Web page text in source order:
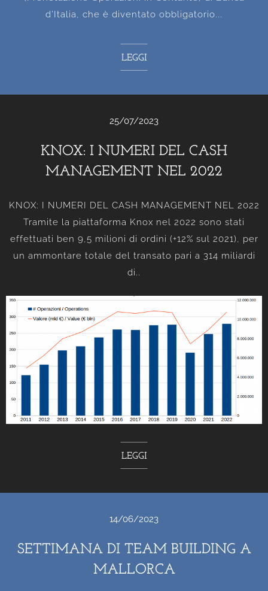
d’Italia, che è diventato obbligatorio...
LEGGI
25/07/2023
KNOX: I NUMERI DEL CASH
MANAGEMENT NEL 2022
KNOX: I NUMERI DEL CASH MANAGEMENT NEL 2022
Tramite la piattaforma Knox nel 2022 sono stati
effettuati ben 9,5 milioni di ordini (+12% sul 2021), per
un ammontare totale del transato pari a 314 miliardi
di..
LEGGI
14/06/2023
SETTIMANA DI TEAM BUILDING A
MALLORCA